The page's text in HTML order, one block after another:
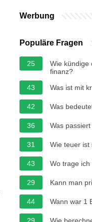
Werbung
Populäre Fragen
25
Wie kündige
finanz?
43
Was ist mit
42 Was
36 Was
31 Wie teuer ist
43 Wo trage ich
29 Kann man
44 Wann war 1